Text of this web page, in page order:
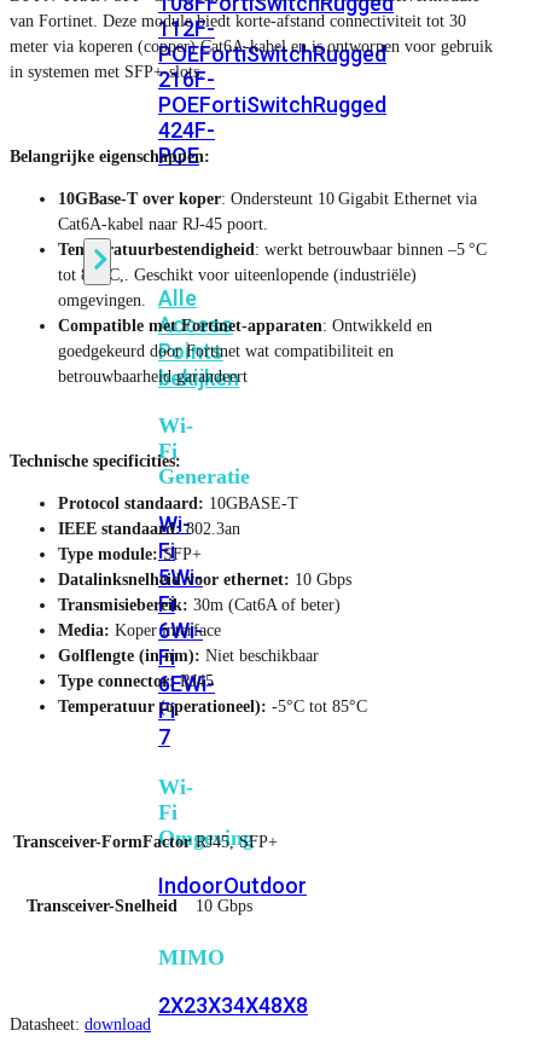
112F-
POEFortiSwitchRugged
216F-
POEFortiSwitchRugged
424F-
POE
WiFi
Alle
Access
Points
bekijken
Wi-
Fi
Generatie
Wi-
Fi
5Wi-
Fi
6Wi-
Fi
6EWi-
Fi
7
Wi-
Fi
Omgeving
IndoorOutdoor
MIMO
2X23X34X48X8
van Fortinet. Deze module biedt korte-afstand connectiviteit tot 30
meter via koperen (copper) Cat6A-kabel en is ontworpen voor gebruik
in systemen met SFP+‑slots.
Belangrijke eigenschappen:
10GBase‑T over koper: Ondersteunt 10 Gigabit Ethernet via
Cat6A-kabel naar RJ-45 poort.
Temperatuurbestendigheid : werkt betrouwbaar binnen –5 °C
tot 85 °C,. Geschikt voor uiteenlopende (industriële)
omgevingen.
Compatible met Fortinet-apparaten: Ontwikkeld en
goedgekeurd door Fortinet wat compatibiliteit en
betrouwbaarheid garandeert
Technische specificities:
Protocol standaard: 10GBASE-T
IEEE standaard:802.3an
Type module: SFP+
Datalinksnelheid voor ethernet: 10 Gbps
Transmisiebereik: 30m (Cat6A of beter)
Media: Koper interface
Golflengte (in nm): Niet beschikbaar
Type connector:RJ45
Temperatuur (operationeel): -5°C tot 85°C
Transceiver-FormFactor RJ45, SFP+
Transceiver-Snelheid 10 Gbps
Datasheet: download